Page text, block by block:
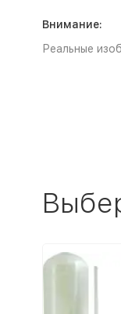
Внимание:
Реальные